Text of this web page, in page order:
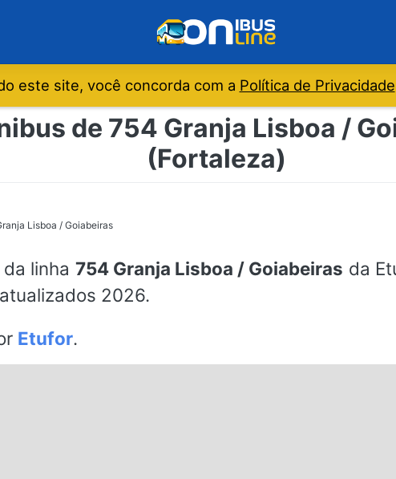
este site, você concorda com a Política de Privacidade
de 754 Granja Lisboa /
(Fortaleza)
Lisboa / Goiabeiras
linha 754 Granja Lisboa / Goiabeiras da
2026.
Etufor.